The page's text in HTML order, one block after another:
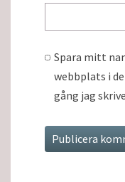
Spara mitt
webbplats i
gång jag